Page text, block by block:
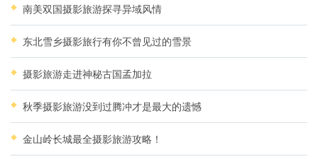
南美双国摄影旅游探寻异域风情
东北雪乡摄影旅行有你不曾见过的雪景
摄影旅游走进神秘古国孟加拉
秋季摄影旅游没到过腾冲才是最大的遗憾
金山岭长城最全摄影旅游攻略！